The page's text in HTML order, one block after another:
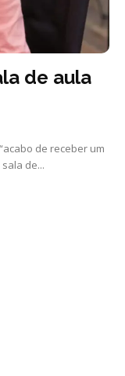
de aula
de...